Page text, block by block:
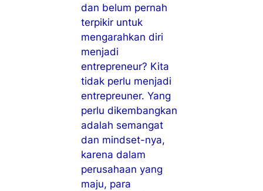
dan belum pernah
terpikir untuk
mengarahkan diri
menjadi
entrepreneur? Kita
tidak perlu menjadi
entrepreuner. Yang
perlu dikembangkan
adalah semangat
dan mindset-nya,
karena dalam
perusahaan yang
maju, para